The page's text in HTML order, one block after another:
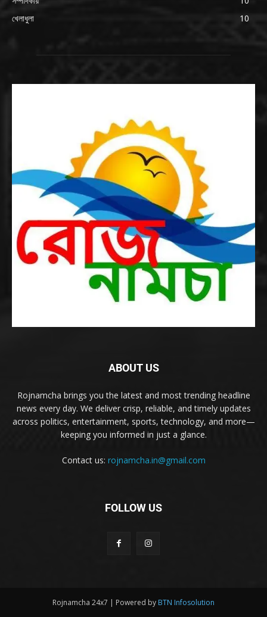
খেলাধুলা
10
ABOUT US
Rojnamcha brings you the latest and most trending headline
news every day. We deliver crisp, reliable, and timely updates
across politics, entertainment, sports, technology, and more—
keeping you informed in just a glance.
Contact us: rojnamcha.in@gmail.com
FOLLOW US
Rojnamcha 24x7 | Powered by BTN Infosolution